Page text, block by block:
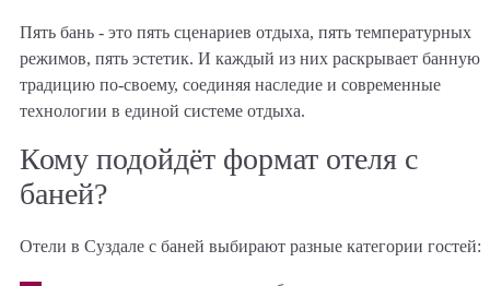
Пять бань - это пять сценариев отдыха, пять температурных
режимов, пять эстетик. И каждый из них раскрывает банную
традицию по-своему, соединяя наследие и современные
технологии в единой системе отдыха.
Кому подойдёт формат отеля с
баней?
Отели в Суздале с баней выбирают разные категории гостей: